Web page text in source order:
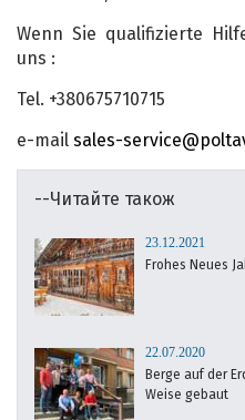
Wenn Sie qualifizierte
uns :
Tel. +380675710715
e-mail sales-
--Читайте також
23.12.2021
Frohes Neues
22.07.2020
Berge auf der
Weise gebaut